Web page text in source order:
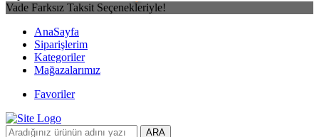
Vade Farksız Taksit Seçenekleriyle!
AnaSayfa
Siparişlerim
Kategoriler
Mağazalarımız
Favoriler
ARA